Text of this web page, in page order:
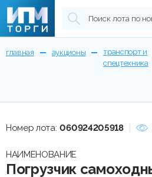
главная аукционы
транспорт и
спецтехника
Номер лота: 060924205918
НАИМЕНОВАНИЕ
Погрузчик